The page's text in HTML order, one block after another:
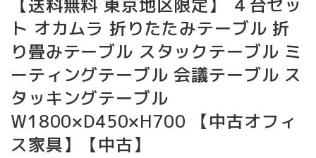
【送料無料 東京地区限定】 ４台セッ
ト オカムラ 折りたたみテーブル 折
り畳みテーブル スタックテーブル ミ
ーティングテーブル 会議テーブル ス
タッキングテーブル
W1800×D450×H700 【中古オフィ
ス家具】【中古】